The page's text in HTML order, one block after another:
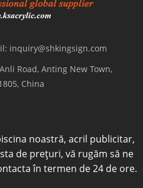
inquiry@shkingsign.com
Road, Anting New Town,
China
noastră, acril publicitar,
de prețuri, vă rugăm să ne
în termen de 24 de ore.